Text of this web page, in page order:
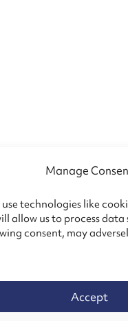
Manage
technologies like
allow us to process
consent, may
Accept